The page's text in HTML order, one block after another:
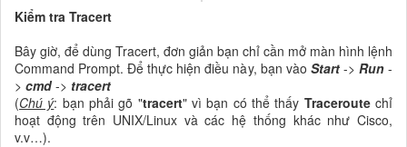
Kiểm tra Tracert
Bây giờ, để dùng Tracert, đơn giản bạn chỉ cần mở màn hình lệnh
Command Prompt. Để thực hiện điều này, bạn vào Start-> Run-
> cmd-> tracert
(Chú ý: bạn phải gõ "tracert" vì bạn có thể thấy Traceroutechỉ
hoạt động trên UNIX/Linux và các hệ thống khác như Cisco,
v.v…).